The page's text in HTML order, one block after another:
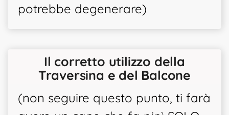
potrebbe degenerare)
Il corretto utilizzo della
Traversina e del Balcone
(non seguire questo punto, ti farà